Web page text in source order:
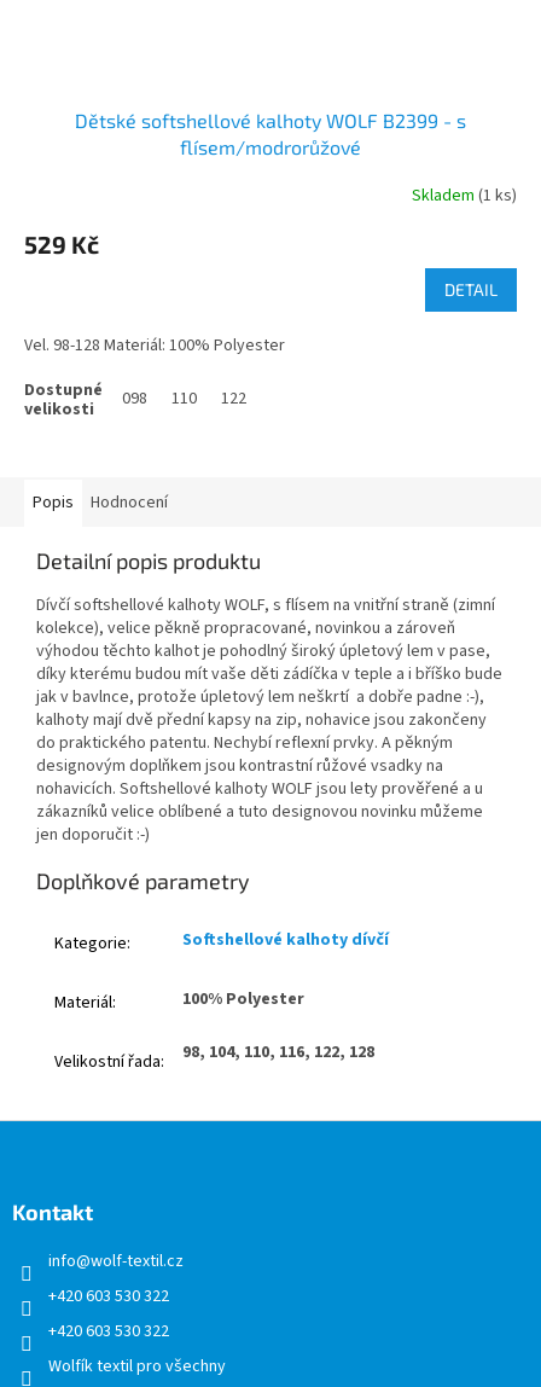
Dětské softshellové kalhoty WOLF B2399 - s
flísem/modrorůžové
Skladem (1 ks)
529 Kč
DETAIL
Vel. 98-128 Materiál: 100% Polyester
098 110 122
Popis Hodnocení
Detailní popis produktu
Dívčí softshellové kalhoty WOLF, s flísem na vnitřní straně (zimní
kolekce), velice pěkně propracované, novinkou a zároveň
výhodou těchto kalhot je pohodlný široký úpletový lem v pase,
díky kterému budou mít vaše děti zádíčka v teple a i bříško bude
jak v bavlnce, protože úpletový lem neškrtí a dobře padne :-),
kalhoty mají dvě přední kapsy na zip, nohavice jsou zakončeny
do praktického patentu. Nechybí reflexní prvky. A pěkným
designovým doplňkem jsou kontrastní růžové vsadky na
nohavicích. Softshellové kalhoty WOLF jsou lety prověřené a u
zákazníků velice oblíbené a tuto designovou novinku můžeme
jen doporučit :-)
Doplňkové parametry
Kategorie: Softshellové kalhoty dívčí
Materiál: 100% Polyester
Velikostní řada: 98, 104, 110, 116, 122, 128
Kontakt
info@wolf-textil.cz
+420 603 530 322
+420 603 530 322
Wolfík textil pro všechny